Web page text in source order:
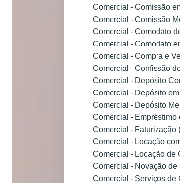
Comercial - Comissão
Comercial - Comissão
Comercial - Comodato
Comercial - Comodato
Comercial - Compra e
Comercial - Confissão
Comercial - Depósito
Comercial - Depósito
Comercial - Depósito
Comercial - Empréstimo
Comercial - Faturização
Comercial - Locação
Comercial - Locação de
Comercial - Novação de
Comercial - Serviços de